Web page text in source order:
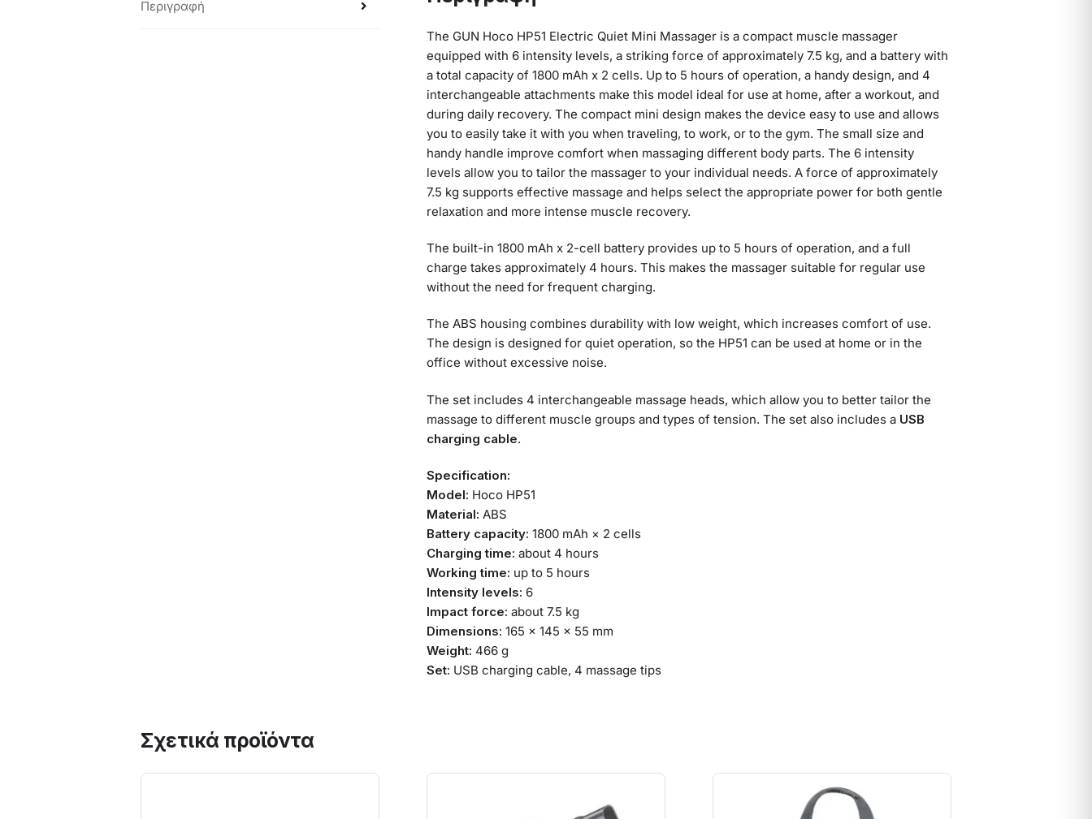
Περιγραφή
The GUN Hoco HP51 Electric Quiet Mini Massager is a compact muscle massager
equipped with 6 intensity levels, a striking force of approximately 7.5 kg, and a battery with
a total capacity of 1800 mAh x 2 cells. Up to 5 hours of operation, a handy design, and 4
interchangeable attachments make this model ideal for use at home, after a workout, and
during daily recovery. The compact mini design makes the device easy to use and allows
you to easily take it with you when traveling, to work, or to the gym. The small size and
handy handle improve comfort when massaging different body parts. The 6 intensity
levels allow you to tailor the massager to your individual needs. A force of approximately
7.5 kg supports effective massage and helps select the appropriate power for both gentle
relaxation and more intense muscle recovery.
The built-in 1800 mAh x 2-cell battery provides up to 5 hours of operation, and a full
charge takes approximately 4 hours. This makes the massager suitable for regular use
without the need for frequent charging.
The ABS housing combines durability with low weight, which increases comfort of use.
The design is designed for quiet operation, so the HP51 can be used at home or in the
office without excessive noise.
The set includes 4 interchangeable massage heads, which allow you to better tailor the
massage to different muscle groups and types of tension. The set also includes a USB
charging cable.
Specification:
Model: Hoco HP51
Material: ABS
Battery capacity: 1800 mAh × 2 cells
Charging time: about 4 hours
Working time: up to 5 hours
Intensity levels: 6
Impact force: about 7.5 kg
Dimensions: 165 × 145 × 55 mm
Weight: 466 g
Set: USB charging cable, 4 massage tips
Σχετικά προϊόντα